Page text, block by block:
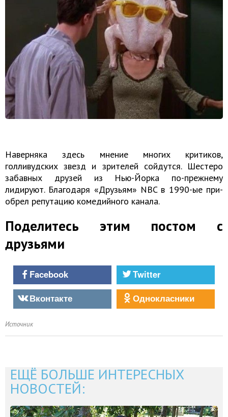
Наверняка здесь мнение многих критиков,
голливудских звезд и зрителей сойдутся. Шестеро
забавных друзей из Нью-Йорка по-прежнему
лидируют. Бла­го­да­ря «Дру­зьям» NBC в 1990-ые при­
об­рел ре­пу­та­цию ко­ме­дий­но­го ка­на­ла.
Поделитесь этим постом с
друзьями
Facebook
Twitter
Вконтакте
Однокласники
Источник
ЕЩЁ БОЛЬШЕ ИНТЕРЕСНЫХ
НОВОСТЕЙ: